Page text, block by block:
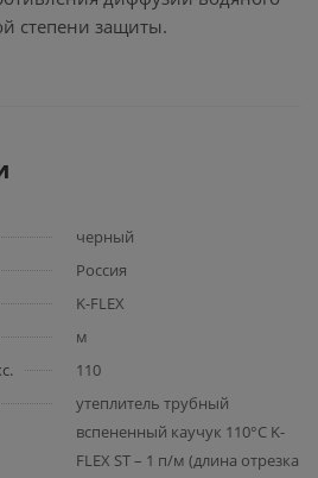
степени защиты.
черный
Россия
K-FLEX
м
110
утеплитель трубный
вспененный каучук 110°C K-
FLEX ST – 1 п/м (длина отрезка